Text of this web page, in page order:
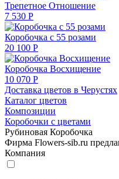
Трепетное Отношение
7 530 Р
Коробочка с 55 розами
20 100 Р
Коробочка Восхищение
10 070 Р
Доставка цветов в Черустях
Каталог цветов
Композиции
Коробочки с цветами
Рубиновая Коробочка
Фирма Flowers-sib.ru
Компания